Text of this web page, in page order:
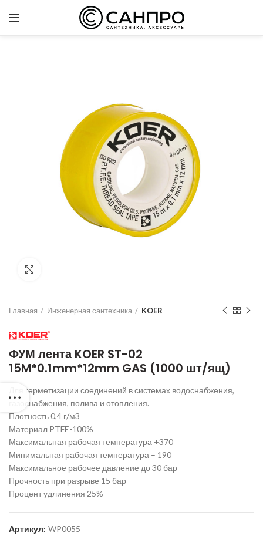
Главная Инженерная сантехника KOER
ФУМ лента KOER ST-02
15M*0.1mm*12mm GAS (1000 шт/ящ)
Для герметизации соединений в системах водоснабжения,
газоснабжения, полива и отопления.
Плотность 0,4 г/м3
Материал PTFE-100%
Максимальная рабочая температура +370
Минимальная рабочая температура – 190
Максимальное рабочее давление до 30 бар
Прочность при разрыве 15 бар
Процент удлинения 25%
Артикул: WP0055